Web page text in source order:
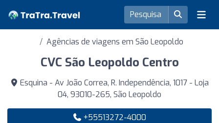
Agências de viagens em São Leopoldo
CVC São Leopoldo Centro
Esquina - Av João Correa, R. Independência, 1017 - Loja
04, 93010-265, São Leopoldo
+55513272-4000